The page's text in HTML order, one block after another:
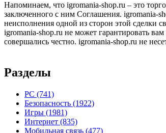
Напоминаем, что igromania-shop.ru – это
заключенного с ним Соглашения. igromania-
неисполнения одной из сторон этой сделки
igromania-shop.ru не может гарантировать
совершались честно. igromania-shop.ru не
Разделы
PC (741)
Безопасность (1922)
Игры (1981)
Интернет (835)
Мобильная связь (477)